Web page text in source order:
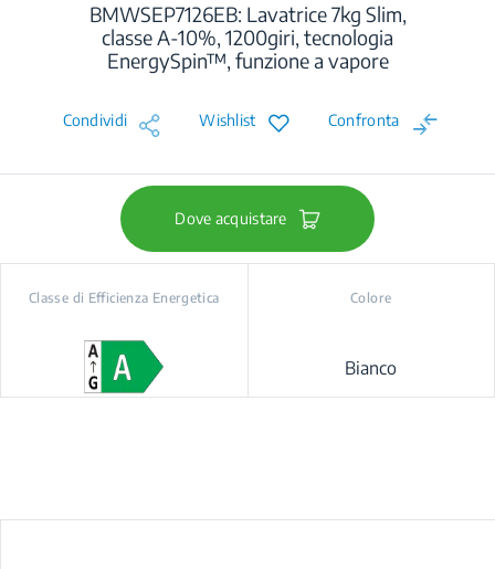
BMWSEP7126EB: Lavatrice 7kg Slim,
classe A-10%, 1200giri, tecnologia
EnergySpin™, funzione a vapore
Condividi Wishlist Confronta
Dove acquistare
Classe di Efficienza Energetica Colore
Bianco